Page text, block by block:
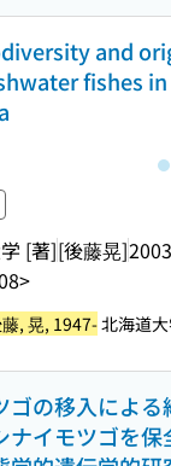
and
fishes in
[著][後藤晃]
, 晃, 1947-北海道
ゴの移入によ
ナイモツゴを保